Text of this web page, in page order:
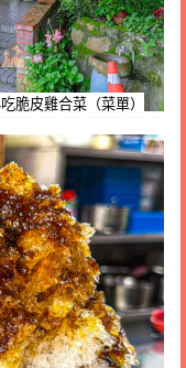
脆皮雞合菜（菜單）